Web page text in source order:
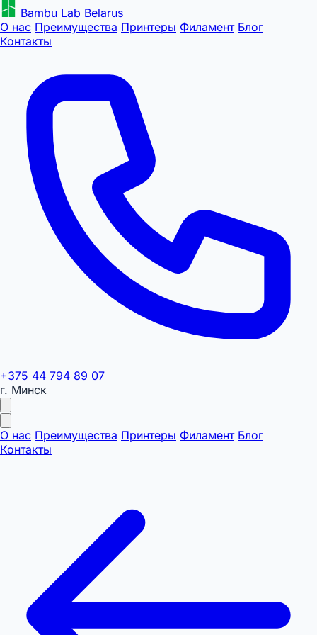
Bambu Lab Belarus
О нас Преимущества Принтеры Филамент Блог
Контакты
+375 44 794 89 07
г. Минск
О нас Преимущества Принтеры Филамент Блог
Контакты